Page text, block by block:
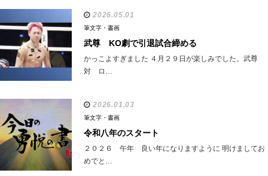
2026.05.01
筆文字・書画
武尊 KO劇で引退試合締める
かっこよすぎました ４月２９日が楽しみでした。武尊
対 ロ…
2026.01.03
筆文字・書画
令和八年のスタート
２０２６ 午年 良い年になりますように 明けましてお
めでと…